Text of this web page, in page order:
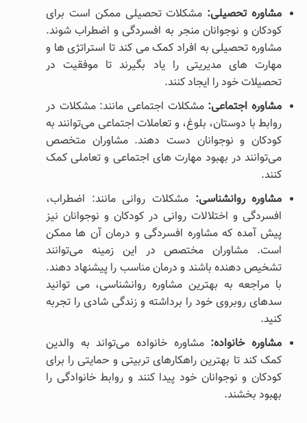
مشاوره تحصیلی: مشکلات تحصیلی ممکن است برای
کودکان و نوجوانان منجر به افسردگی و اضطراب شوند.
مشاوره تحصیلی به افراد کمک می کند تا استراتژی ‌ها و
مهارت ‌های مدیریتی را یاد بگیرند تا موفقیت در
تحصیلات خود را ایجاد کنند.
مشاوره اجتماعی: مشکلات اجتماعی مانند: مشکلات در
روابط با دوستان، بلوغ، و تعاملات اجتماعی می‌توانند به
کودکان و نوجوانان دست دهند. مشاوران متخصص
می‌توانند در بهبود مهارت ‌های اجتماعی و تعاملی کمک
کنند.
مشاوره روانشناسی: مشکلات روانی مانند: اضطراب،
افسردگی و اختلالات روانی در کودکان و نوجوانان نیز
پیش آمده که مشاوره افسردگی و درمان آن ها ممکن
است. مشاوران مختصص در این زمینه می‌توانند
تشخیص دهنده باشند و درمان مناسب را پیشنهاد دهند.
با مراجعه به بهترین مشاوره روانشناسی، می توانید
سدهای روبروی خود را برداشته و زندگی شادی را تجربه
کنید.
مشاوره خانواده: مشاوره خانواده می‌تواند به والدین
کمک کند تا بهترین راهکارهای تربیتی و حمایتی را برای
کودکان و نوجوانان خود پیدا کنند و روابط خانوادگی را
بهبود بخشند.